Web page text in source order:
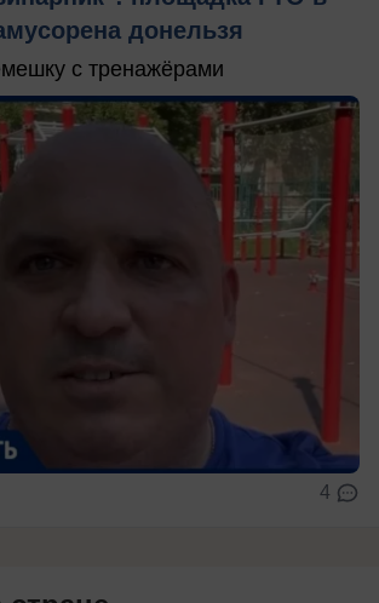
донельзя
с тренажёрами
4